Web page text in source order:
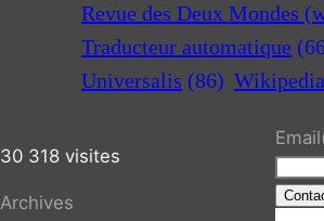
Revue des Deux Mondes
Traducteur automatique
Universalis (86) Wikipedia
30 318 visites
Archives
Email